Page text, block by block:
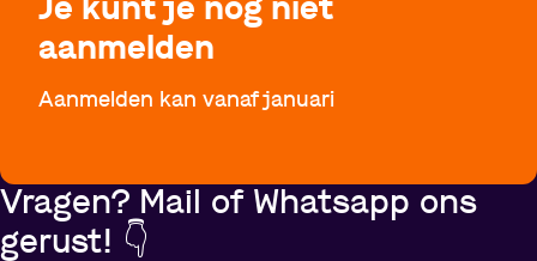
Je kunt je nog niet
aanmelden
Aanmelden kan vanaf januari
Vragen? Mail of Whatsapp ons
gerust! 👇